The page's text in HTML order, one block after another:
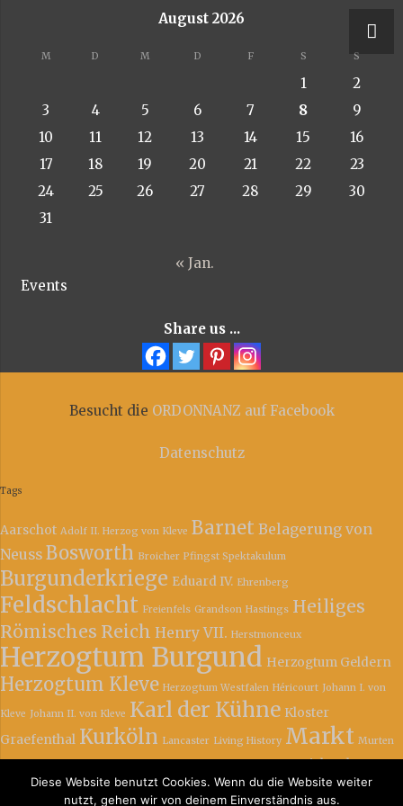
Niederrheinische Ordonnanz
August 2026
M D M D F S S
1
2
3
4 5 6 7 8
9
10
11 12 13 14 15
16
17
18 19 20 21 22
23
24
25 26 27 28 29
30
31
« Jan.
Events
Share us ...
Besucht die ORDONNANZ auf Facebook
Datenschutz
Tags
Aarschot Adolf II. Herzog von Kleve Barnet Belagerung von
Neuss Bosworth Broicher Pfingst Spektakulum
Burgunderkriege Eduard IV. Ehrenberg
Feldschlacht Freienfels Grandson Hastings Heiliges
Römisches Reich Henry VII. Herstmonceux
Herzogtum Burgund Herzogtum Geldern
Herzogtum Kleve Herzogtum Westfalen Héricourt Johann I. von
Kleve Johann II. von Kleve Karl der Kühne Kloster
Graefenthal Kurköln Lancaster Living History Markt Murten
Richard III.
Rosenkriege Ruprecht von der Pfalz
Diese Website benutzt Cookies. Wenn du die Website weiter
nutzt, gehen wir von deinem Einverständnis aus.